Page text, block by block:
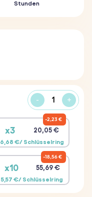
Stunden
- +
x3 20,05 €
6,68 €/ Schlüsselring
2,23 €
x10 55,69 €
5,57 €/ Schlüsselring
18,56 €